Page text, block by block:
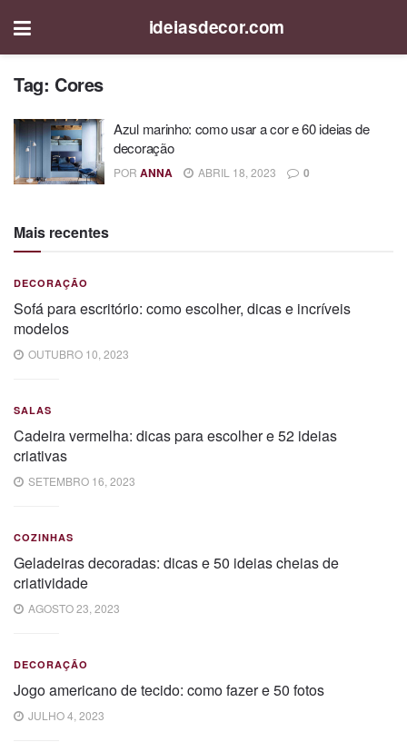
ideiasdecor.com
Tag: Cores
Azul marinho: como usar a cor e 60 ideias de
decoração
POR ANNA ABRIL 18, 2023 0
Mais recentes
DECORAÇÃO
Sofá para escritório: como escolher, dicas e incríveis
modelos
OUTUBRO 10, 2023
SALAS
Cadeira vermelha: dicas para escolher e 52 ideias
criativas
SETEMBRO 16, 2023
COZINHAS
Geladeiras decoradas: dicas e 50 ideias cheias de
criatividade
AGOSTO 23, 2023
DECORAÇÃO
Jogo americano de tecido: como fazer e 50 fotos
JULHO 4, 2023